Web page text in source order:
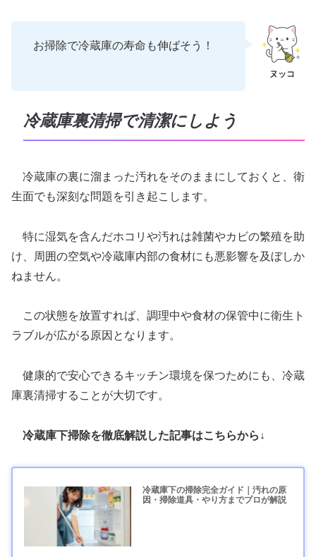
お掃除で冷蔵庫の寿命も伸ばそう！
冷蔵庫裏清掃で清潔にしよう
冷蔵庫の裏に溜まった汚れをそのままにしておくと、衛
生面でも深刻な問題を引き起こします。
特に湿気を含んだホコリや汚れは雑菌やカビの繁殖を助
け、周囲の空気や冷蔵庫内部の食材にも悪影響を及ぼしか
ねません。
この状態を放置すれば、調理中や食材の保管中に衛生ト
ラブルが広がる原因となります。
健康的で安心できるキッチン環境を保つためにも、冷蔵
庫裏清掃することが大切です。
冷蔵庫下掃除を徹底解説した記事はこちらから↓
冷蔵庫下の掃除完全ガイド｜汚れの原
因・掃除道具・やり方までプロが解説